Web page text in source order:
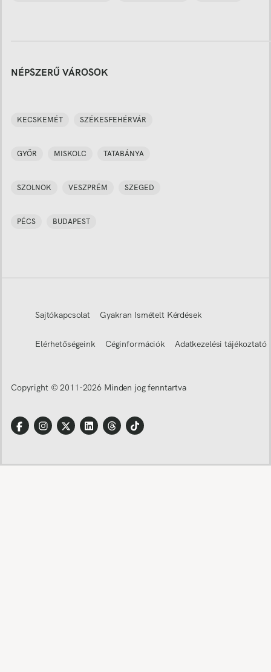
NÉPSZERŰ VÁROSOK
KECSKEMÉT SZÉKESFEHÉRVÁR
GYŐR MISKOLC TATABÁNYA
SZOLNOK VESZPRÉM SZEGED
PÉCS BUDAPEST
Sajtókapcsolat Gyakran Ismételt Kérdések
Elérhetőségeink Céginformációk Adatkezelési tájékoztató
Copyright © 2011-2026 Minden jog fenntartva